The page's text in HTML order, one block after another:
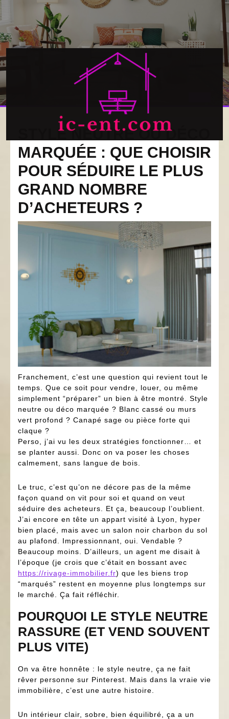
Skip
to
content
Open
STYLE NEUTRE OU DÉCO
MARQUÉE : QUE CHOISIR
POUR SÉDUIRE LE PLUS
GRAND NOMBRE
D’ACHETEURS ?
Franchement, c’est une question qui revient tout le
temps. Que ce soit pour vendre, louer, ou même
simplement “préparer” un bien à être montré. Style
neutre ou déco marquée ? Blanc cassé ou murs
vert profond ? Canapé sage ou pièce forte qui
claque ?
Perso, j’ai vu les deux stratégies fonctionner… et
se planter aussi. Donc on va poser les choses
calmement, sans langue de bois.
Le truc, c’est qu’on ne décore pas de la même
façon quand on vit pour soi et quand on veut
séduire des acheteurs. Et ça, beaucoup l’oublient.
J’ai encore en tête un appart visité à Lyon, hyper
bien placé, mais avec un salon noir charbon du sol
au plafond. Impressionnant, oui. Vendable ?
Beaucoup moins. D’ailleurs, un agent me disait à
l’époque (je crois que c’était en bossant avec
https://rivage-immobilier.fr) que les biens trop
“marqués” restent en moyenne plus longtemps sur
le marché. Ça fait réfléchir.
POURQUOI LE STYLE NEUTRE
RASSURE (ET VEND SOUVENT
PLUS VITE)
On va être honnête : le style neutre, ça ne fait
rêver personne sur Pinterest. Mais dans la vraie vie
immobilière, c’est une autre histoire.
Un intérieur clair, sobre, bien équilibré, ça a un